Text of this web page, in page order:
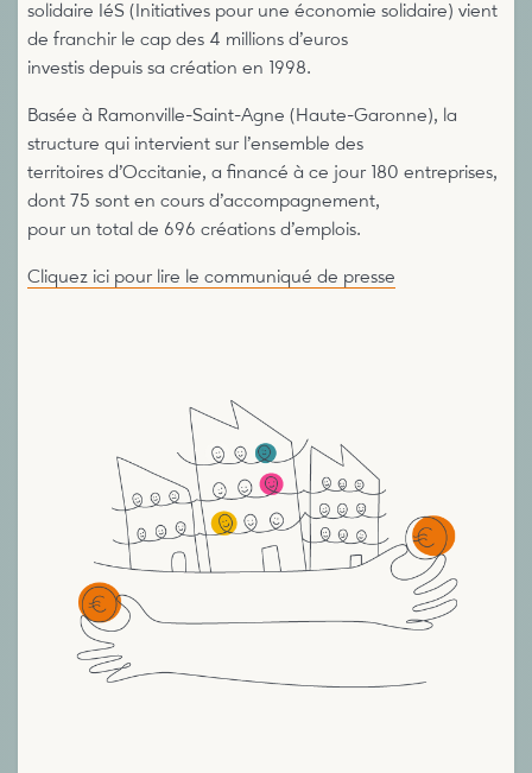
solidaire IéS (Initiatives pour une économie solidaire) vient
de franchir le cap des 4 millions d’euros
investis depuis sa création en 1998.
Basée à Ramonville-Saint-Agne (Haute-Garonne), la
structure qui intervient sur l’ensemble des
territoires d’Occitanie, a financé à ce jour 180 entreprises,
dont 75 sont en cours d’accompagnement,
pour un total de 696 créations d’emplois.
Cliquez ici pour lire le communiqué de presse